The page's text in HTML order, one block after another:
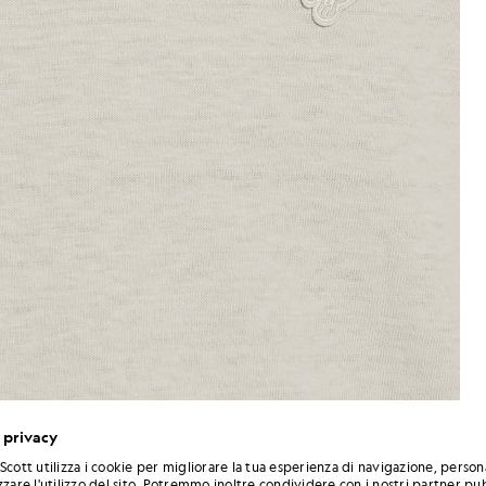
in misto lino color Cove Un uomo indossa una
privacy
utilizza i cookie per migliorare la tua esperienza di navigazione,